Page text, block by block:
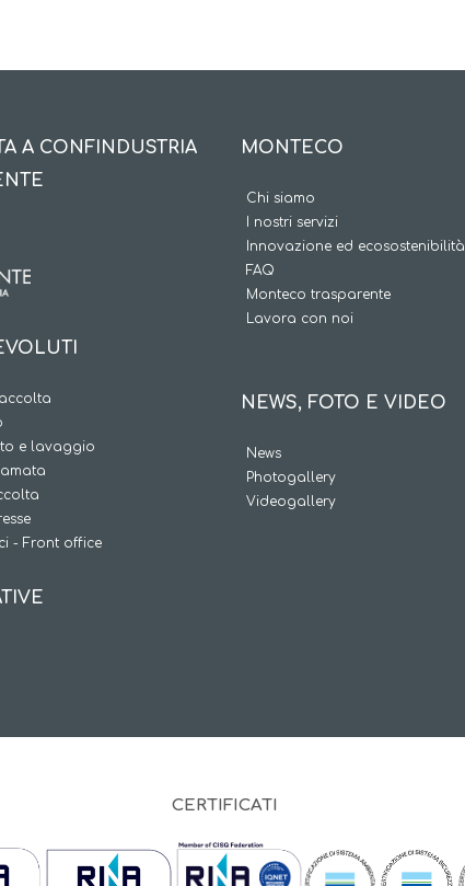
A CONFINDUSTRIA
e lavaggio
- Front office
MONTECO
Chi siamo
I nostri servizi
Innovazione ed ecosostenibilità
FAQ
Monteco trasparente
Lavora con noi
NEWS, FOTO E VIDEO
News
Photogallery
Videogallery
CERTIFICATI